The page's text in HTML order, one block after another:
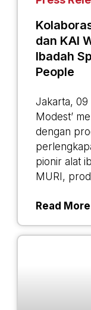
dan KAI
Ibadah
People
Jakarta, 09
Modest’
dengan
pionir alat
MURI,
Read More